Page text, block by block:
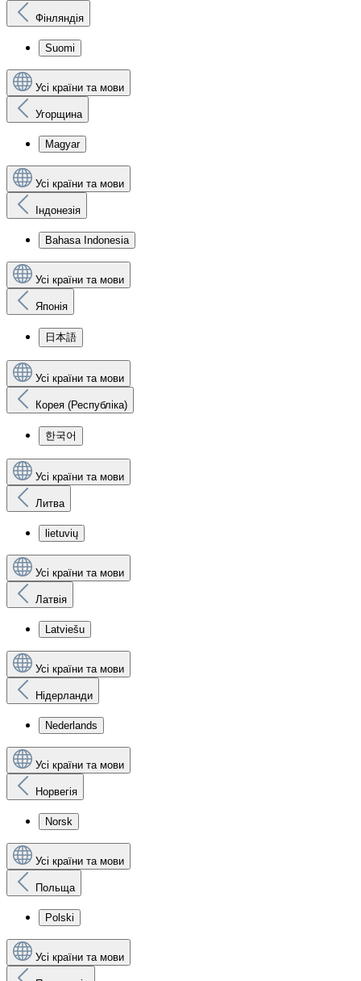
Фінляндія
Suomi
Усі країни та мови
Угорщина
Magyar
Усі країни та мови
Індонезія
Bahasa Indonesia
Усі країни та мови
Японія
日本語
Усі країни та мови
Корея (Республіка)
한국어
Усі країни та мови
Литва
lietuvių
Усі країни та мови
Латвія
Latviešu
Усі країни та мови
Нідерланди
Nederlands
Усі країни та мови
Норвегія
Norsk
Усі країни та мови
Польща
Polski
Усі країни та мови